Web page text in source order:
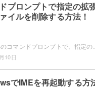
プロンプトで指定の拡
イルを削除する方法！
10日
でIMEを再起動する方